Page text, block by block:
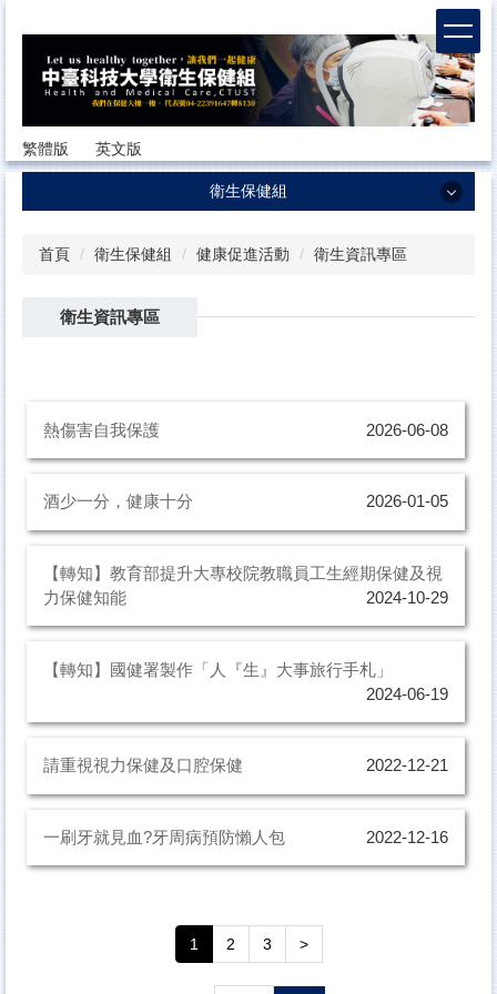
到
容
區繁體版 英文版
衛生保健組
組員職掌與介紹
健康促進活動
學生團體平安保險
餐飲衛生管理
首頁 衛生保健組 健康促進活動 衛生資訊專區
衛生資訊專區
熱傷害自我保護 2026-06-08
酒少一分，健康十分 2026-01-05
【轉知】教育部提升大專校院教職員工生經期保健及視
力保健知能
2024-10-29
【轉知】國健署製作「人『生』大事旅行手札」
2024-06-19
請重視視力保健及口腔保健 2022-12-21
一刷牙就見血?牙周病預防懶人包 2022-12-16
1 2 3 >